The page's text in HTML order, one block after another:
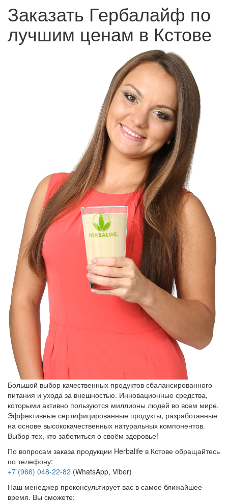
Заказать Гербалайф по
лучшим ценам в Кстове
Большой выбор качественных продуктов сбалансированного
питания и ухода за внешностью. Инновационные средства,
которыми активно пользуются миллионы людей во всем мире.
Эффективные сертифицированные продукты, разработанные
на основе высококачественных натуральных компонентов.
Выбор тех, кто заботиться о своём здоровье!
По вопросам заказа продукции Herbalife в Кстове обращайтесь
по телефону:
+7 (966) 048-22-82 (WhatsApp, Viber)
Наш менеджер проконсультирует вас в самое ближайшее
время. Вы сможете: